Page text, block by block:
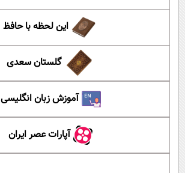
این لحظه با حافظ
گلستان سعدی
آموزش زبان انگلیسی
آپارات عصر ایران